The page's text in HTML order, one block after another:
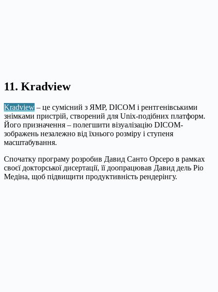
11. Kradview
Kradview – це сумісний з ЯМР, DICOM і рентгенівськими
знімками пристрій, створений для Unix-подібних платформ.
Його призначення – полегшити візуалізацію DICOM-
зображень незалежно від їхнього розміру і ступеня
масштабування.
Спочатку програму розробив Давид Санто Орсеро в рамках
своєї докторської дисертації, її доопрацював Давид дель Ріо
Медіна, щоб підвищити продуктивність рендерінгу.